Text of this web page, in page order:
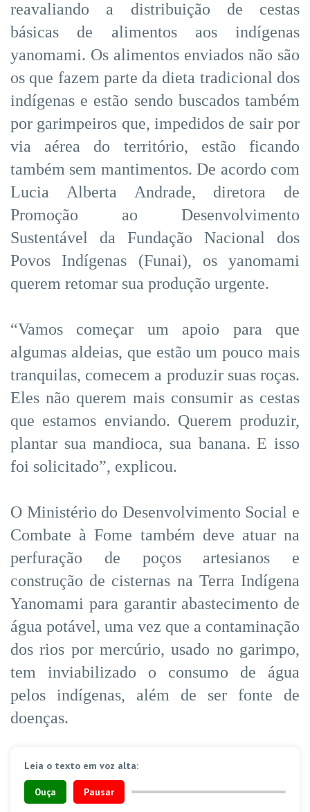
reavaliando a distribuição de cestas
básicas de alimentos aos indígenas
yanomami. Os alimentos enviados não são
os que fazem parte da dieta tradicional dos
indígenas e estão sendo buscados também
por garimpeiros que, impedidos de sair por
via aérea do território, estão ficando
também sem mantimentos. De acordo com
Lucia Alberta Andrade, diretora de
Promoção ao Desenvolvimento
Sustentável da Fundação Nacional dos
Povos Indígenas (Funai), os yanomami
querem retomar sua produção urgente.
“Vamos começar um apoio para que
algumas aldeias, que estão um pouco mais
tranquilas, comecem a produzir suas roças.
Eles não querem mais consumir as cestas
que estamos enviando. Querem produzir,
plantar sua mandioca, sua banana. E isso
foi solicitado”, explicou.
O Ministério do Desenvolvimento Social e
Combate à Fome também deve atuar na
perfuração de poços artesianos e
construção de cisternas na Terra Indígena
Yanomami para garantir abastecimento de
água potável, uma vez que a contaminação
dos rios por mercúrio, usado no garimpo,
tem inviabilizado o consumo de água
pelos indígenas, além de ser fonte de
doenças.
Leia o texto em voz alta:
Ouça Pausar